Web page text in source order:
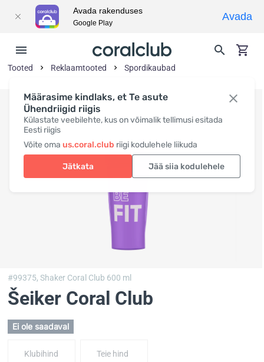
Määrasime kindlaks, et Te asute
Ühendriigid riigis
Külastate veebilehte, kus on võimalik tellimusi esitada
Eesti riigis
Võite oma us.coral.club riigi kodulehele liikuda
Jätkata Jää siia kodulehele
Tooted Reklaamtooted Spordikaubad
#99375,Shaker Coral Club 600 ml
Šeiker Coral Club
Ei ole saadaval
Klubihind Teie hind
Avada rakenduses
Google Play
Avada